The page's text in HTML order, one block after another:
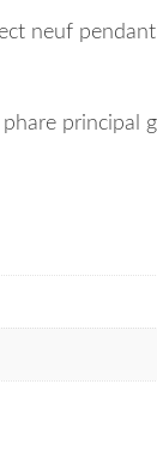
neuf
principal